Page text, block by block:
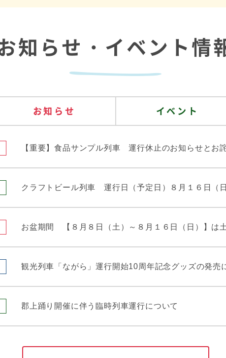
知らせ・イベント情
お知らせ イベント
【重要】食品サンプル列車 運行休止のお知らせとお
クラフトビール列車 運行日（予定日）８月１６日（
お盆期間 【８月８日（土）～８月１６日（日）】は
観光列車「ながら」運行開始10周年記念グッズの発売
郡上踊り開催に伴う臨時列車運行について